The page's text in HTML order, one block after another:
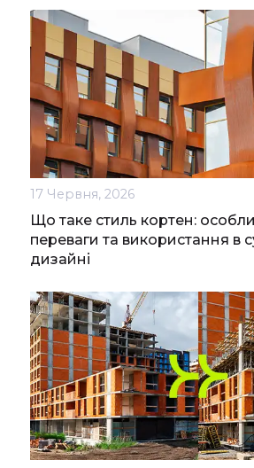
17 Червня, 2026
Що таке стиль кортен:
переваги та використання в
дизайні